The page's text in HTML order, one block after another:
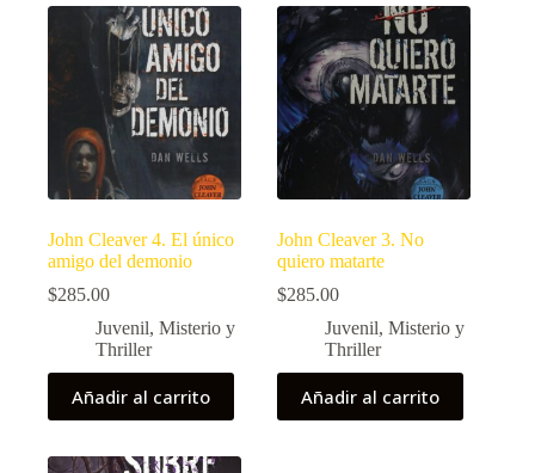
John Cleaver 4. El único
amigo del demonio
$285.00
Juvenil, Misterio y
Thriller
Añadir al carrito
John Cleaver 3. No
quiero matarte
$285.00
Juvenil,Misterio y
Thriller
Añadir al carrito